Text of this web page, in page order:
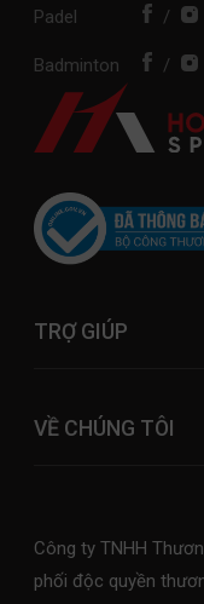
Padel /
Badminton /
TRỢ GIÚP
VỀ CHÚNG TÔI
Công ty TNHH
phối độc quyền